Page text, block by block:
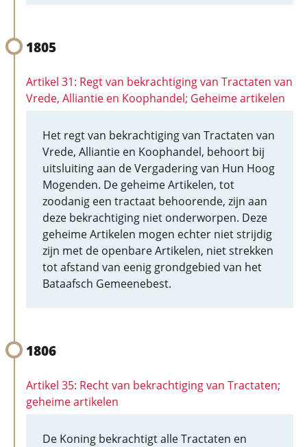
1805
Artikel 31: Regt van bekrachtiging van Tractaten van
Vrede, Alliantie en Koophandel; Geheime artikelen
Het regt van bekrachtiging van Tractaten van
Vrede, Alliantie en Koophandel, behoort bij
uitsluiting aan de Vergadering van Hun Hoog
Mogenden. De geheime Artikelen, tot
zoodanig een tractaat behoorende, zijn aan
deze bekrachtiging niet onderworpen. Deze
geheime Artikelen mogen echter niet strijdig
zijn met de openbare Artikelen, niet strekken
tot afstand van eenig grondgebied van het
Bataafsch Gemeenebest.
1806
Artikel 35: Recht van bekrachtiging van Tractaten;
geheime artikelen
De Koning bekrachtigt alle Tractaten en